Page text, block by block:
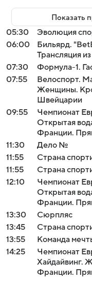
Показать
05:30
Эволюция
06:00
Бильярд.
Трансляция
07:30
Формула-1.
07:55
Велоспорт.
Женщины.
Швейцарии
09:55
Чемпионат
Открытая
Франции.
11:30
Дело №
11:55
Страна
11:55
Страна
12:10
Чемпионат
Открытая
Франции.
13:30
Сюрпляс
13:45
Страна
13:55
Команда
14:25
Чемпионат
Хайдайвинг.
Франции.